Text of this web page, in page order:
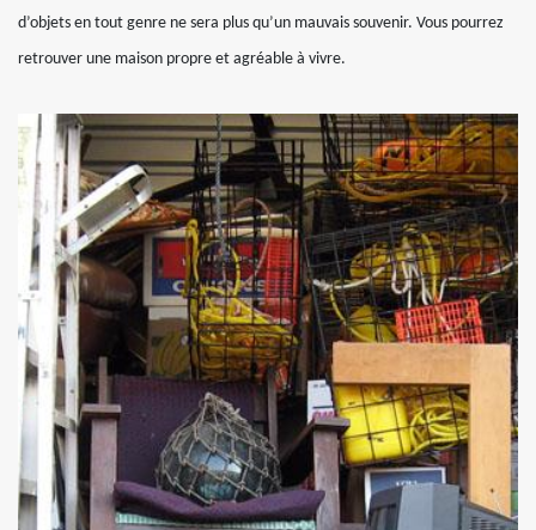
d’objets en tout genre ne sera plus qu’un mauvais souvenir. Vous pourrez
retrouver une maison propre et agréable à vivre.